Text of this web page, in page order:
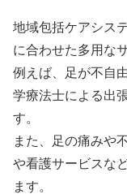
地域包括ケアシス
に合わせた多用な
例えば、足が不自
学療法士による出
す。
また、足の痛みや
や看護サービスな
ます。